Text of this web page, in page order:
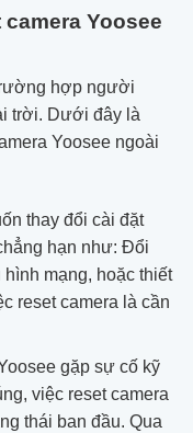
Yoosee
hợp người
trời. Dưới đây là
Yoosee ngoài
thay đổi cài đặt
hạn như: Đổi
mạng, hoặc thiết
reset camera là cần
gặp sự cố kỹ
việc reset camera
thái ban đầu. Qua